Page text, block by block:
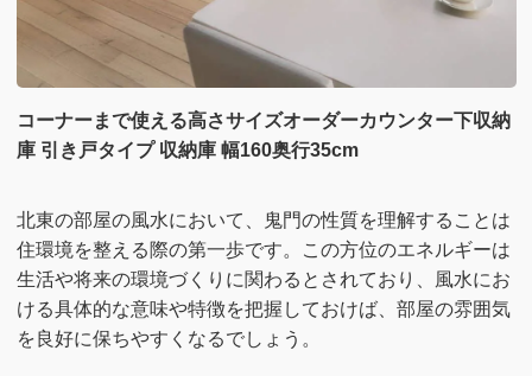
コーナーまで使える高さサイズオーダーカウンター下収納
庫 引き戸タイプ 収納庫 幅160奥行35cm
北東の部屋の風水において、鬼門の性質を理解することは
住環境を整える際の第一歩です。この方位のエネルギーは
生活や将来の環境づくりに関わるとされており、風水にお
ける具体的な意味や特徴を把握しておけば、部屋の雰囲気
を良好に保ちやすくなるでしょう。